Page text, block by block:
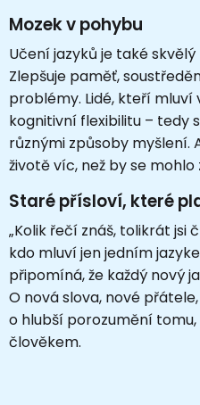
Mozek v pohybu
Učení jazyků je také
Zlepšuje paměť,
problémy. Lidé, kteří mluví
kognitivní flexibilitu – tedy
různými způsoby myšlení.
životě víc, než by se mohlo
Staré přísloví, které
„Kolik řečí znáš, tolikrát jsi
kdo mluví jen jedním
připomíná, že každý nový
O nová slova, nové
o hlubší porozumění
člověkem.